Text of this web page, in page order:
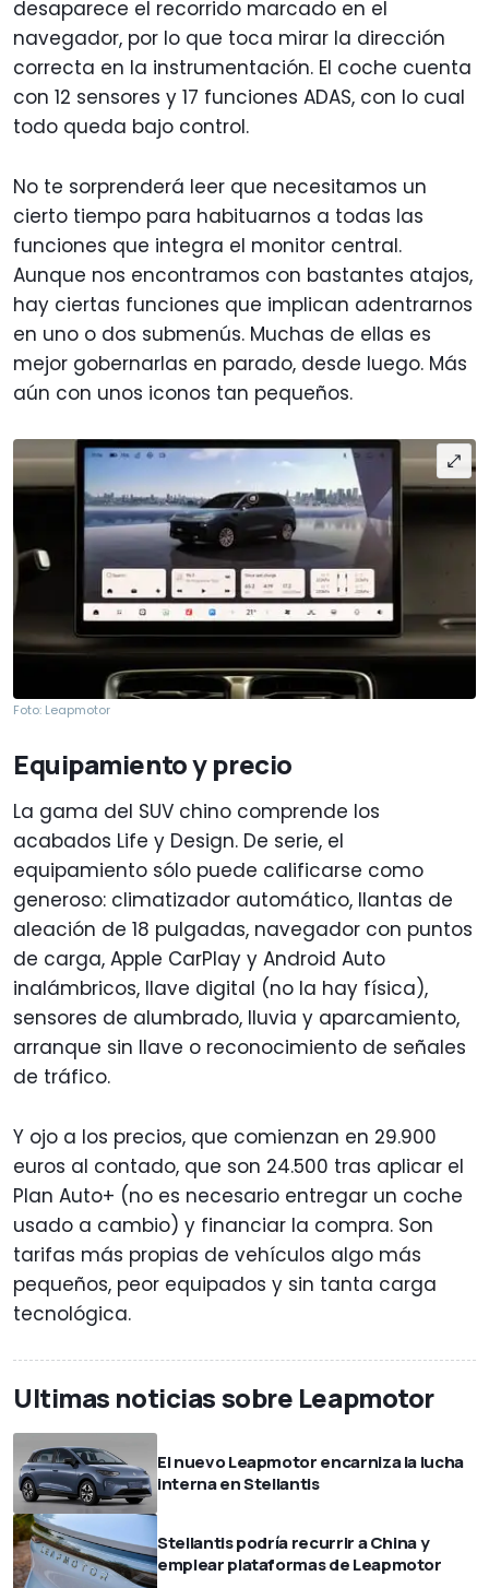
desaparece el recorrido marcado en el
navegador, por lo que toca mirar la dirección
correcta en la instrumentación. El coche cuenta
con 12 sensores y 17 funciones ADAS, con lo cual
todo queda bajo control.
No te sorprenderá leer que necesitamos un
cierto tiempo para habituarnos a todas las
funciones que integra el monitor central.
Aunque nos encontramos con bastantes atajos,
hay ciertas funciones que implican adentrarnos
en uno o dos submenús. Muchas de ellas es
mejor gobernarlas en parado, desde luego. Más
aún con unos iconos tan pequeños.
Foto: Leapmotor
Equipamiento y precio
La gama del SUV chino comprende los
acabados Life y Design. De serie, el
equipamiento sólo puede calificarse como
generoso: climatizador automático, llantas de
aleación de 18 pulgadas, navegador con puntos
de carga, Apple CarPlay y Android Auto
inalámbricos, llave digital (no la hay física),
sensores de alumbrado, lluvia y aparcamiento,
arranque sin llave o reconocimiento de señales
de tráfico.
Y ojo a los precios, que comienzan en 29.900
euros al contado, que son 24.500 tras aplicar el
Plan Auto+ (no es necesario entregar un coche
usado a cambio) y financiar la compra. Son
tarifas más propias de vehículos algo más
pequeños, peor equipados y sin tanta carga
tecnológica.
Ultimas noticias sobre Leapmotor
El nuevo Leapmotor encarniza la lucha
interna en Stellantis
Stellantis podría recurrir a China y
emplear plataformas de Leapmotor